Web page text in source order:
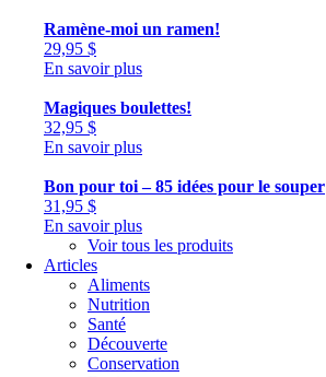
Ramène-moi un ramen!
29,95 $
En savoir plus
Magiques boulettes!
32,95 $
En savoir plus
Bon pour toi – 85 idées pour le souper
31,95 $
En savoir plus
Voir tous les produits
Articles
Aliments
Nutrition
Santé
Découverte
Conservation